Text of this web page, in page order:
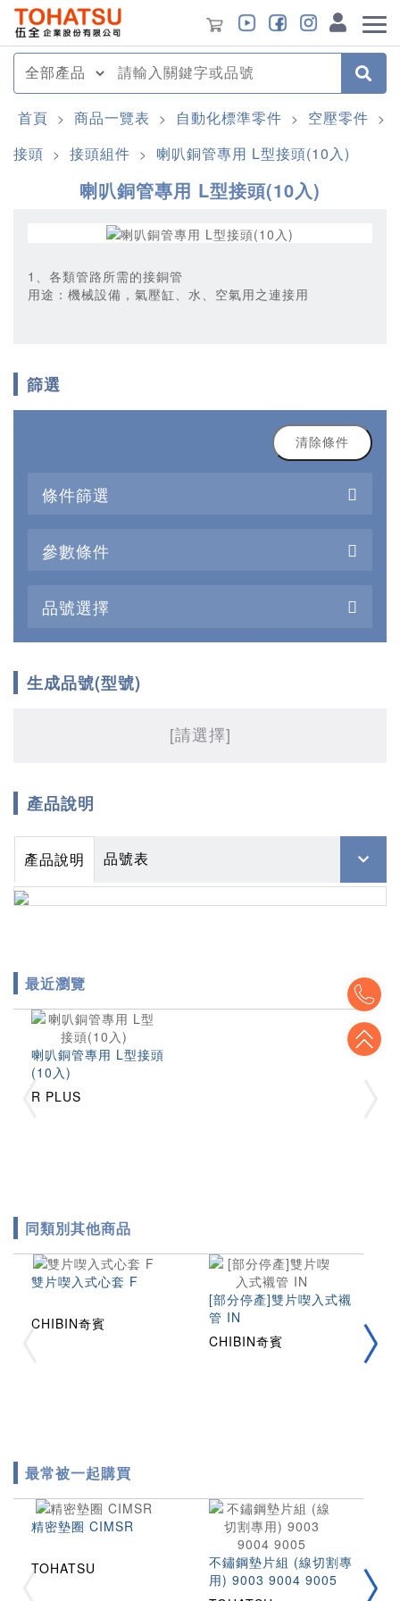
首頁 > 商品一覽表 > 自動化標準零件 > 空壓零件 >
接頭 > 接頭組件 > 喇叭銅管專用 L型接頭(10入)
喇叭銅管專用 L型接頭(10入)
1、各類管路所需的接銅管
用途：機械設備，氣壓缸、水、空氣用之連接用
篩選
清除條件
條件篩選
參數條件
品號選擇
生成品號(型號)
[請選擇]
產品說明
產品說明 品號表
最近瀏覽
喇叭銅管專用 L型接頭
(10入)
R PLUS
同類別其他商品
雙片喫入式心套 F
CHIBIN奇賓
[部分停產]雙片喫入式襯
管 IN
CHIBIN奇賓
最常被一起購買
精密墊圈 CIMSR
TOHATSU
不鏽鋼墊片組 (線切割專
用) 9003 9004 9005